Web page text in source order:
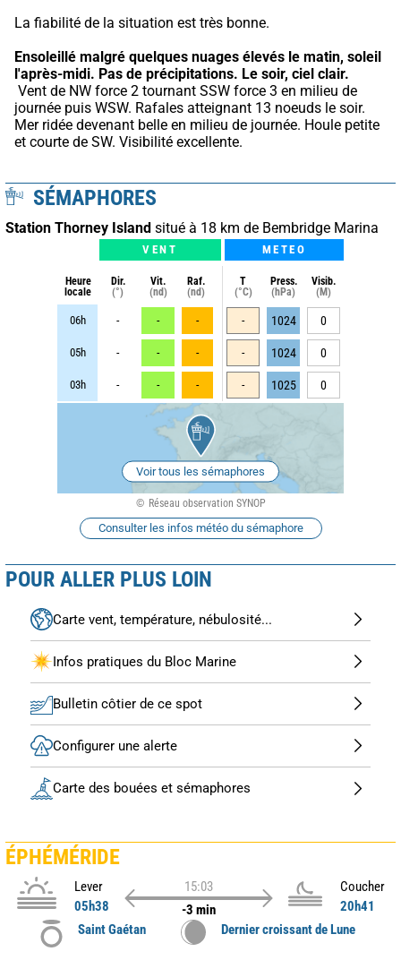
La fiabilité de la situation est très bonne.
Ensoleillé malgré quelques nuages élevés le matin, soleil
l'après-midi. Pas de précipitations. Le soir, ciel clair.
journée puis WSW. Rafales atteignant 13 noeuds le soir.
Mer ridée devenant belle en milieu de journée. Houle petite
et courte de SW. Visibilité excellente.
SÉMAPHORES
Station Thorney Island situé à 18 km de Bembridge Marina
VENT METEO
Heure
locale
Dir.
(°)
Vit.
(nd)
Raf.
(nd)
T
(°C)
Press.
(hPa)
Visib.
(M)
06h - - - - 1024 0
05h - - - - 1024 0
03h - - - - 1025 0
Voir tous les sémaphores
Réseau observation SYNOP
Consulter les infos météo du sémaphore
POUR ALLER PLUS LOIN
Carte vent, température, nébulosité...
Infos pratiques du Bloc Marine
Bulletin côtier de ce spot
Configurer une alerte
Carte des bouées et sémaphores
ÉPHÉMÉRIDE
Lever
05h38
15:03
-3 min
Coucher
20h41
Saint Gaétan
Dernier croissant de Lune